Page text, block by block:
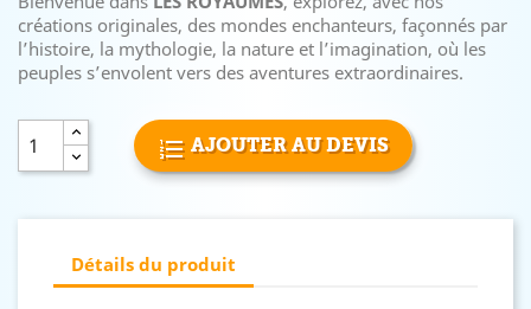
créations originales, des mondes enchanteurs, façonnés par
l’histoire, la mythologie, la nature et l’imagination, où les
peuples s’envolent vers des aventures extraordinaires.
AJOUTER AU DEVIS
Détails du produit